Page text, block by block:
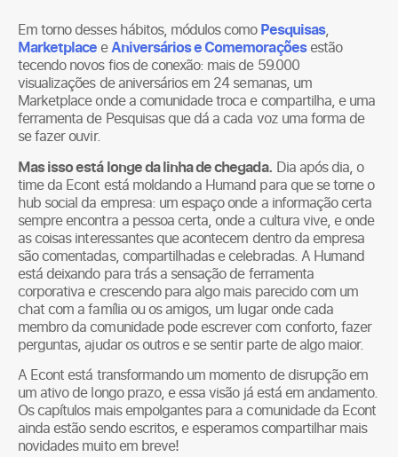
Em torno desses hábitos, módulos como Pesquisas,
Marketplace eAniversários e Comemoraçõesestão
tecendo novos fios de conexão: mais de 59.000
visualizações de aniversários em 24 semanas, um
Marketplace onde a comunidade troca e compartilha, e uma
ferramenta de Pesquisas que dá a cada voz uma forma de
se fazer ouvir.
Mas isso está longe da linha de chegada. Dia após dia, o
time da Econt está moldando a Humand para que se torne o
hub social da empresa: um espaço onde a informação certa
sempre encontra a pessoa certa, onde a cultura vive, e onde
as coisas interessantes que acontecem dentro da empresa
são comentadas, compartilhadas e celebradas. A Humand
está deixando para trás a sensação de ferramenta
corporativa e crescendo para algo mais parecido com um
chat com a família ou os amigos, um lugar onde cada
membro da comunidade pode escrever com conforto, fazer
perguntas, ajudar os outros e se sentir parte de algo maior.
A Econt está transformando um momento de disrupção em
um ativo de longo prazo, e essa visão já está em andamento.
Os capítulos mais empolgantes para a comunidade da Econt
ainda estão sendo escritos, e esperamos compartilhar mais
novidades muito em breve!